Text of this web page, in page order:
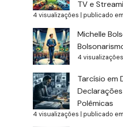
TV e
4 visualizações |publicado
Michelle
4 visualizações
Tarcísio em
Polêmicas
4 visualizações |publicado